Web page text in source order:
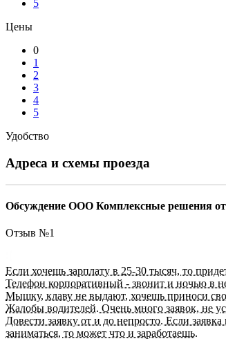
5
Цены
0
1
2
3
4
5
Удобство
Адреса и схемы проезда
Обсуждение ООО Комплексные решения
Отзыв №1
Если хочешь зарплату в 25-30 тысяч, то
Телефон корпоративный - звонит и ночью в
Мышку, клаву не выдают, хочешь приноси
Жалобы водителей. Очень много заявок, не
Довести заявку от и до непросто. Если
заниматься, то может что и заработаешь.